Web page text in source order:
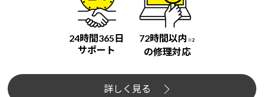
24時間365日
サポート
72時間以内 ※2
の修理対応
詳しく見る